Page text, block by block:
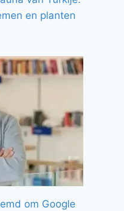
en planten
om Google